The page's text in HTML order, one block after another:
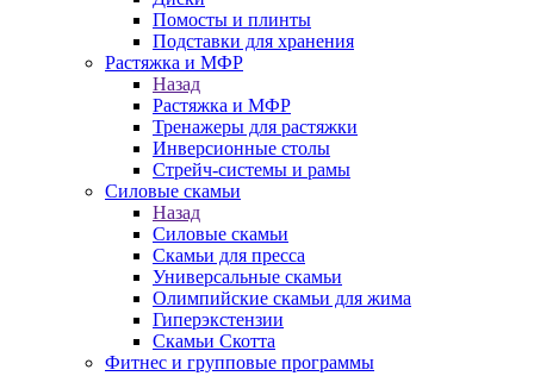
Помосты и плинты
Подставки для хранения
Растяжка и МФР
Назад
Растяжка и МФР
Тренажеры для растяжки
Инверсионные столы
Стрейч-системы и рамы
Силовые скамьи
Назад
Силовые скамьи
Скамьи для пресса
Универсальные скамьи
Олимпийские скамьи для жима
Гиперэкстензии
Скамьи Скотта
Фитнес и групповые программы